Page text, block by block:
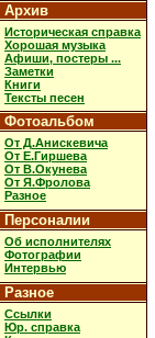
Архив
Историческая справка
Хорошая музыка
Афиши, постеры ...
Заметки
Книги
Тексты песен
Фотоальбом
От Д.Анискевича
От Е.Гиршева
От В.Окунева
От Я.Фролова
Разное
Персоналии
Об исполнителях
Фотографии
Интервью
Разное
Ссылки
Юр. справка